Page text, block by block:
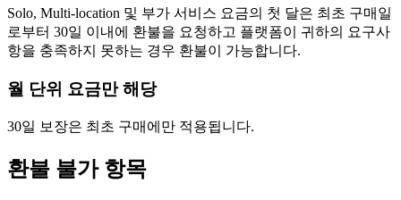
Solo, Multi-location 및 부가 서비스 요금의 첫 달은 최초 구매일
로부터 30일 이내에 환불을 요청하고 플랫폼이 귀하의 요구사
항을 충족하지 못하는 경우 환불이 가능합니다.
월 단위 요금만 해당
30일 보장은 최초 구매에만 적용됩니다.
환불 불가 항목